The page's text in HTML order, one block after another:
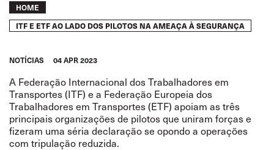
Breadcrumb
HOME
ITF E ETF AO LADO DOS PILOTOS NA AMEAÇA À SEGURANÇA
NOTÍCIAS 04 APR 2023
A Federação Internacional dos Trabalhadores em
Transportes (ITF) e a Federação Europeia dos
Trabalhadores em Transportes (ETF) apoiam as três
principais organizações de pilotos que uniram forças e
fizeram uma séria declaração se opondo a operações
com tripulação reduzida.